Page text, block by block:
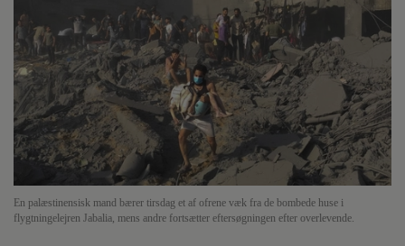
En palæstinensisk mand bærer tirsdag et af ofrene væk fra de bombede huse i
flygtningelejren Jabalia, mens andre fortsætter eftersøgningen efter overlevende.